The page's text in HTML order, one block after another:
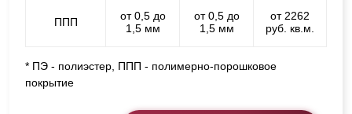
ППП
от 0,5 до
1,5 мм
от 0,5 до
1,5 мм
от 2262
руб. кв.м.
* ПЭ - полиэстер, ППП - полимерно-порошковое
покрытие